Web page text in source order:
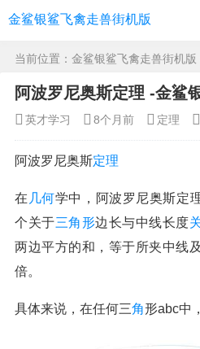
金鲨银鲨飞禽走兽街机版
当前位置： 金鲨银鲨飞禽走兽街机版
阿波罗尼奥斯定理 -金鲨
英才学习 8个月前 定理
阿波罗尼奥斯定理
在 几何学中，阿波罗尼奥斯定
个关于三角形边长与中线长度
两边平方的和，等于所夹中线
倍。
具体来说，在任何三角形abc中